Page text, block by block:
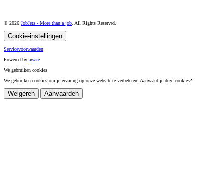
© 2026 JobJets - More than a job . All Rights Reserved.
Cookie-instellingen
Servicevoorwaarden
Powered by aware
We gebruiken cookies
We gebruiken cookies om je ervaring op onze website te verbeteren. Aanvaard je deze cookies?
Weigeren Aanvaarden